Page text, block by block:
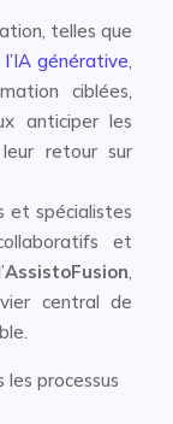
telles que
générative
ciblées,
anticiper les
retour sur
et spécialistes
et
AssistoFusion
central de
processus